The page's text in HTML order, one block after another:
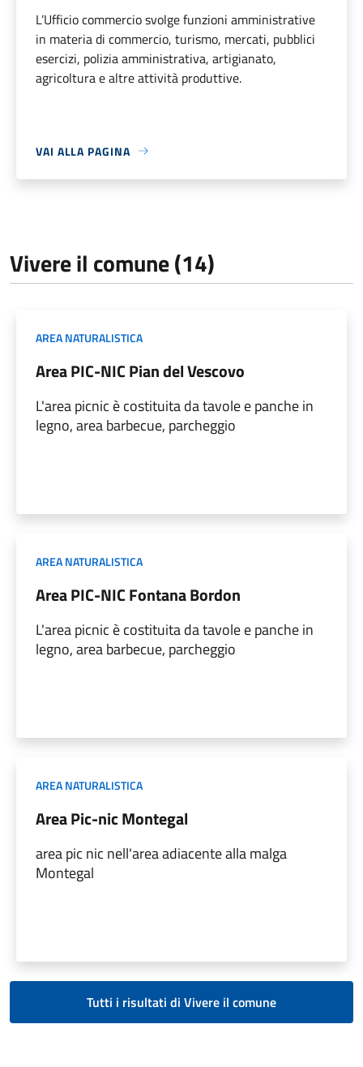
L’Ufficio commercio svolge funzioni amministrative
in materia di commercio, turismo, mercati, pubblici
esercizi, polizia amministrativa, artigianato,
agricoltura e altre attività produttive.
VAI ALLA PAGINA
Vivere il comune (14)
AREA NATURALISTICA
Area PIC-NIC Pian del Vescovo
L'area picnic è costituita da tavole e panche in
legno, area barbecue, parcheggio
AREA NATURALISTICA
Area PIC-NIC Fontana Bordon
L'area picnic è costituita da tavole e panche in
legno, area barbecue, parcheggio
AREA NATURALISTICA
Area Pic-nic Montegal
area pic nic nell'area adiacente alla malga
Montegal
Tutti i risultati di Vivere il comune